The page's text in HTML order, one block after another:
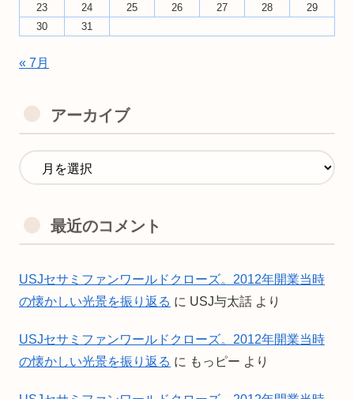
23
24 25 26 27 28
29
30
31
« 7月
アーカイブ
最近のコメント
USJセサミファンワールドクローズ。2012年開業当時
の懐かしい光景を振り返る に USJ与太話 より
USJセサミファンワールドクローズ。2012年開業当時
の懐かしい光景を振り返る に もっピー より